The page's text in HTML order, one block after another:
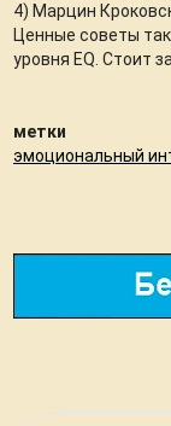
4) Марцин
Ценные советы
уровня EQ. Стоит
метки
эмоциональный